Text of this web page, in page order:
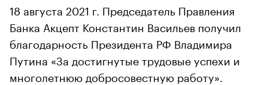
18 августа 2021 г. Председатель Правления
Банка Акцепт Константин Васильев получил
благодарность Президента РФ Владимира
Путина «За достигнутые трудовые успехи и
многолетнюю добросовестную работу».